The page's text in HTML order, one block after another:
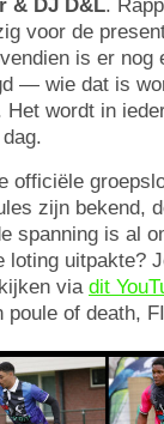
& DJ D&L.
voor de
is er nog
— wie dat is
Het wordt in
officiële
zijn bekend,
spanning is al
loting uitpakte?
via dit
poule of death,